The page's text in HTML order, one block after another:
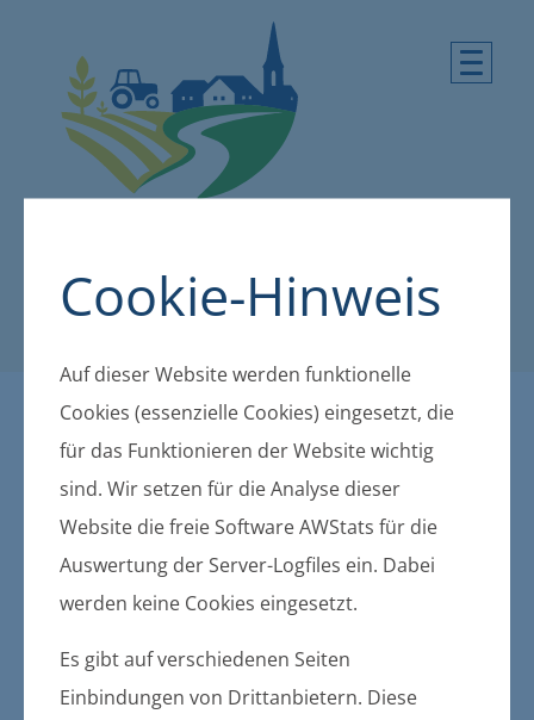
Cookie-Hinweis
Auf dieser Website werden funktionelle
Cookies (essenzielle Cookies) eingesetzt, die
für das Funktionieren der Website wichtig
sind. Wir setzen für die Analyse dieser
Website die freie Software AWStats für die
Auswertung der Server-Logfiles ein. Dabei
werden keine Cookies eingesetzt.
Es gibt auf verschiedenen Seiten
Einbindungen von Drittanbietern. Diese
Ortsrecht
Der Gemeinde Karlsburg
Hauptsatzung
Geschäftsordnung